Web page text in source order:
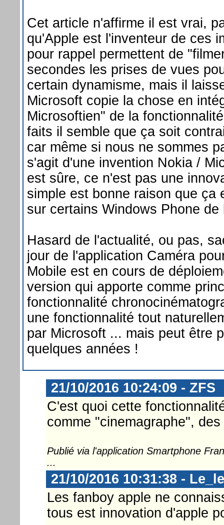
Cet article n'affirme il est vrai,
qu'Apple est l'inventeur de ces
pour rappel permettent de
secondes les prises de vues
certain dynamisme, mais il
Microsoft copie la chose en
Microsoftien" de la
faits il semble que ça soit
car même si nous ne sommes
s'agit d'une invention Nokia /
est sûre, ce n'est pas une
simple est bonne raison que ça
sur certains Windows Phone de
Hasard de l'actualité, ou pas,
jour de l'application Caméra
Mobile est en cours de
version qui apporte comme
fonctionnalité
une fonctionnalité tout
par Microsoft ... mais peut être
quelques années !
21/10/2016 10:24:09 - ZFS
C'est quoi cette
comme "cinemagraphe",
Publié via l'application Smartphone
...
21/10/2016 10:31:38 -
Les fanboy apple ne
tous est innovation d'apple